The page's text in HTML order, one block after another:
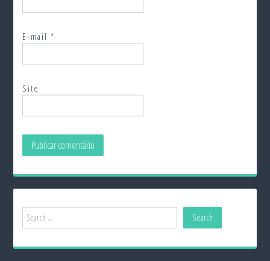
E-mail*
Site